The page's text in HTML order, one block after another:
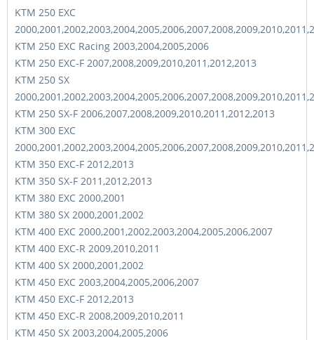
KTM 250 EXC
KTM 250 EXC Racing 2003,2004,2005,2006
KTM 250 EXC-F 2007,2008,2009,2010,2011,2012,2013
KTM 250 SX
KTM 250 SX-F 2006,2007,2008,2009,2010,2011,2012,2013
KTM 300 EXC
KTM 350 EXC-F 2012,2013
KTM 350 SX-F 2011,2012,2013
KTM 380 EXC 2000,2001
KTM 380 SX 2000,2001,2002
KTM 400 EXC 2000,2001,2002,2003,2004,2005,2006,2007
KTM 400 EXC-R 2009,2010,2011
KTM 400 SX 2000,2001,2002
KTM 450 EXC 2003,2004,2005,2006,2007
KTM 450 EXC-F 2012,2013
KTM 450 EXC-R 2008,2009,2010,2011
KTM 450 SX 2003,2004,2005,2006